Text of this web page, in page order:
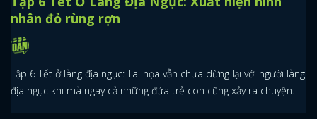
nhân đỏ rùng rợn
Tập 6 Tết ở làng địa ngục: Tai họa vẫn chưa dừng lại với người làng
địa ngục khi mà ngay cả những đứa trẻ con cũng xảy ra chuyện.